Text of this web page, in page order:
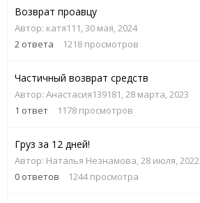
Возврат проавцу
Автор: катя111,30 мая, 2024
2 ответа 1218 просмотров
Частичный возврат средств
Автор: Анастасия139181,28 марта, 2023
1 ответ 1178 просмотров
Груз за 12 дней!
Автор: Наталья Незнамова,28 июля, 2022
0 ответов 1244 просмотра